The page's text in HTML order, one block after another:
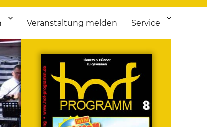
Veranstaltung melden Service